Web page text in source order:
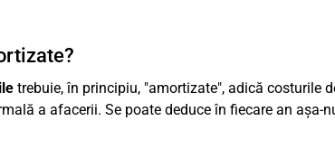
trebuie, în principiu, "amortizate", adică costurile
a afacerii. Se poate deduce în fiecare an așa-